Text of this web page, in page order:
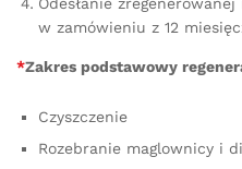
w zamówieniu z 12
*Zakres podstawowy
Czyszczenie
Rozebranie maglownicy i